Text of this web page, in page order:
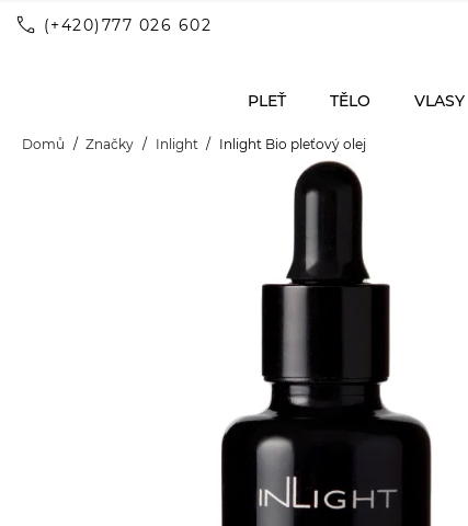
call (+420)777 026 602
PLEŤ TĚLO VLASY
Domů Značky Inlight Inlight Bio pleťový olej